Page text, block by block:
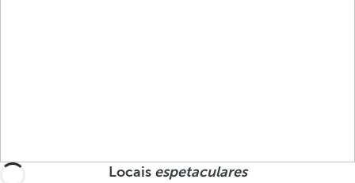
Locais espetaculares